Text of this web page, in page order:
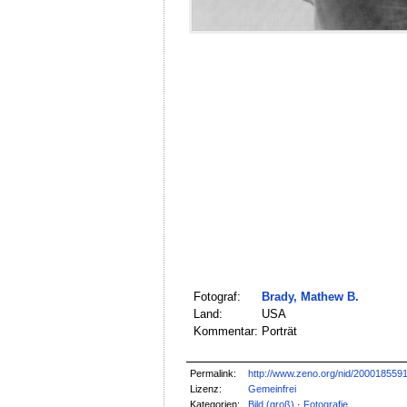
Fotograf:
Brady, Mathew B.
Land:
USA
Kommentar: Porträt
Permalink:
http://www.zeno.org/nid/
Lizenz:
Gemeinfrei
Kategorien:
Bild (groß) · Fotografie